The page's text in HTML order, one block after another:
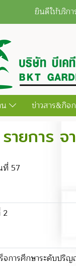
ยินดีให้บริก
ข่าวสาร&กิจ
ยการ จ
ที่ 57
2
การศึกษาระดับปริ